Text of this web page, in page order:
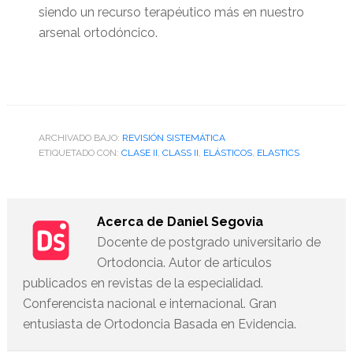
siendo un recurso terapéutico más en nuestro
arsenal ortodóncico.
ARCHIVADO BAJO: REVISIÓN SISTEMÁTICA
ETIQUETADO CON: CLASE II, CLASS II, ELÁSTICOS, ELASTICS
Acerca de Daniel Segovia
Docente de postgrado universitario de
Ortodoncia. Autor de artículos
publicados en revistas de la especialidad.
Conferencista nacional e internacional. Gran
entusiasta de Ortodoncia Basada en Evidencia.